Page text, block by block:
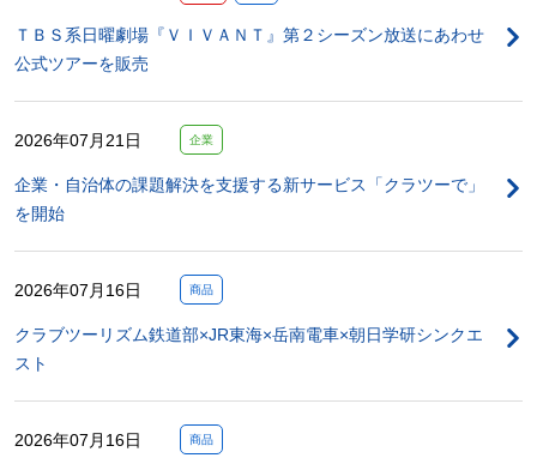
ＴＢＳ系日曜劇場『ＶＩＶＡＮＴ』第２シーズン放送にあわせ
公式ツアーを販売
2026年07月21日 企業
企業・自治体の課題解決を支援する新サービス「クラツーで」
を開始
2026年07月16日 商品
クラブツーリズム鉄道部×JR東海×岳南電車×朝日学研シンクエ
スト
2026年07月16日 商品